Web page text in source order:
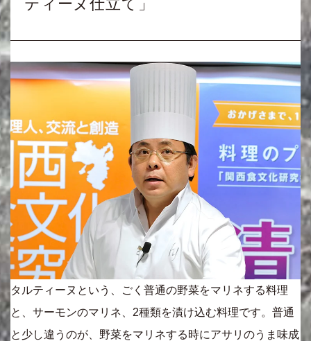
ティーヌ仕立て」
タルティーヌという、ごく普通の野菜をマリネする料理
と、サーモンのマリネ、2種類を漬け込む料理です。普通
と少し違うのが、野菜をマリネする時にアサリのうま味成